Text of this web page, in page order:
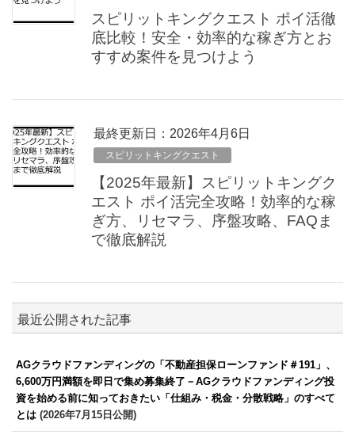
スピリットキングクエスト ポイ活徹
底比較！安全・効率的な稼ぎ方とお
すすめ案件を見つけよう
最終更新日：2026年4月6日
スピリットキングクエスト
【2025年最新】スピリットキングク
エスト ポイ活完全攻略！効率的な稼
ぎ方、リセマラ、序盤攻略、FAQま
で徹底解説
最近公開された記事
AGクラウドファンディングの「不動産担保ローンファンド＃191」、
6,600万円満額を即日で集め募集終了－AGクラウドファンディング投
資を始める前に知っておきたい「仕組み・税金・分散戦略」のすべて
とは (2026年7月15日公開)